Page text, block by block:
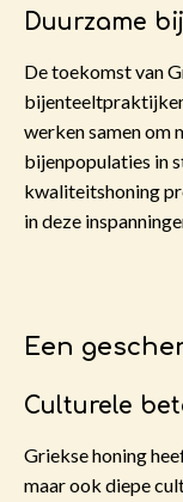
Duurzame
De toekomst van
werken samen om
bijenpopulaties in
kwaliteitshoning
in deze
Een
Culturele
Griekse honing
maar ook diepe